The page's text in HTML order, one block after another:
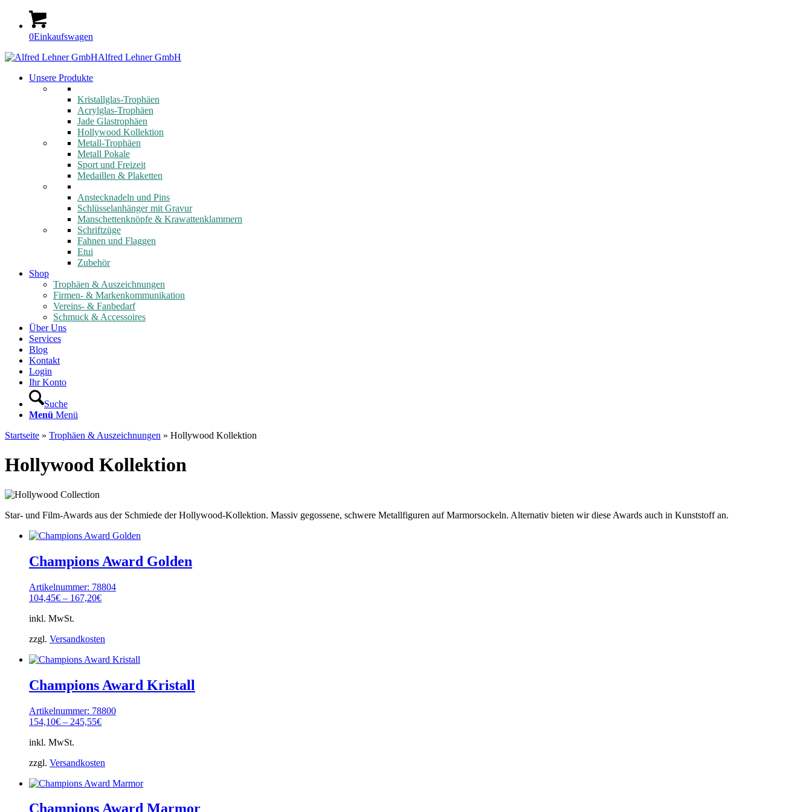
0Einkaufswagen
Alfred Lehner GmbH
Unsere Produkte
Kristallglas-Trophäen
Acrylglas-Trophäen
Jade Glastrophäen
Hollywood Kollektion
Metall-Trophäen
Metall Pokale
Sport und Freizeit
Medaillen & Plaketten
Anstecknadeln und Pins
Schlüsselanhänger mit Gravur
Manschettenknöpfe & Krawattenklammern
Schriftzüge
Fahnen und Flaggen
Etui
Zubehör
Shop
Trophäen & Auszeichnungen
Firmen- & Markenkommunikation
Vereins- & Fanbedarf
Schmuck & Accessoires
Über Uns
Services
Blog
Kontakt
Login
Ihr Konto
Suche
Menü Menü
Startseite » Trophäen & Auszeichnungen » Hollywood Kollektion
Hollywood Kollektion
Star- und Film-Awards aus der Schmiede der Hollywood-Kollektion. Massiv gegossene, schwere Metallfiguren auf Marmorsockeln. Alternativ bieten wir diese Awards auch in Kunststoff an.
Champions Award Golden
Artikelnummer: 78804
104,45€ – 167,20€
inkl. MwSt.
zzgl. Versandkosten
Champions Award Kristall
Artikelnummer: 78800
154,10€ – 245,55€
inkl. MwSt.
zzgl. Versandkosten
Champions Award Marmor